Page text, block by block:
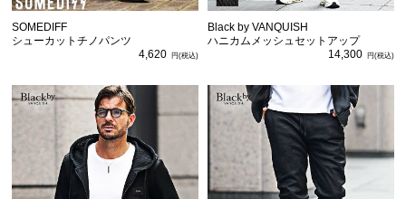
SOMEDIFF
シューカットチノパンツ
4,620
Black by VANQUISH
ハニカムメッシュセットアップ
14,300